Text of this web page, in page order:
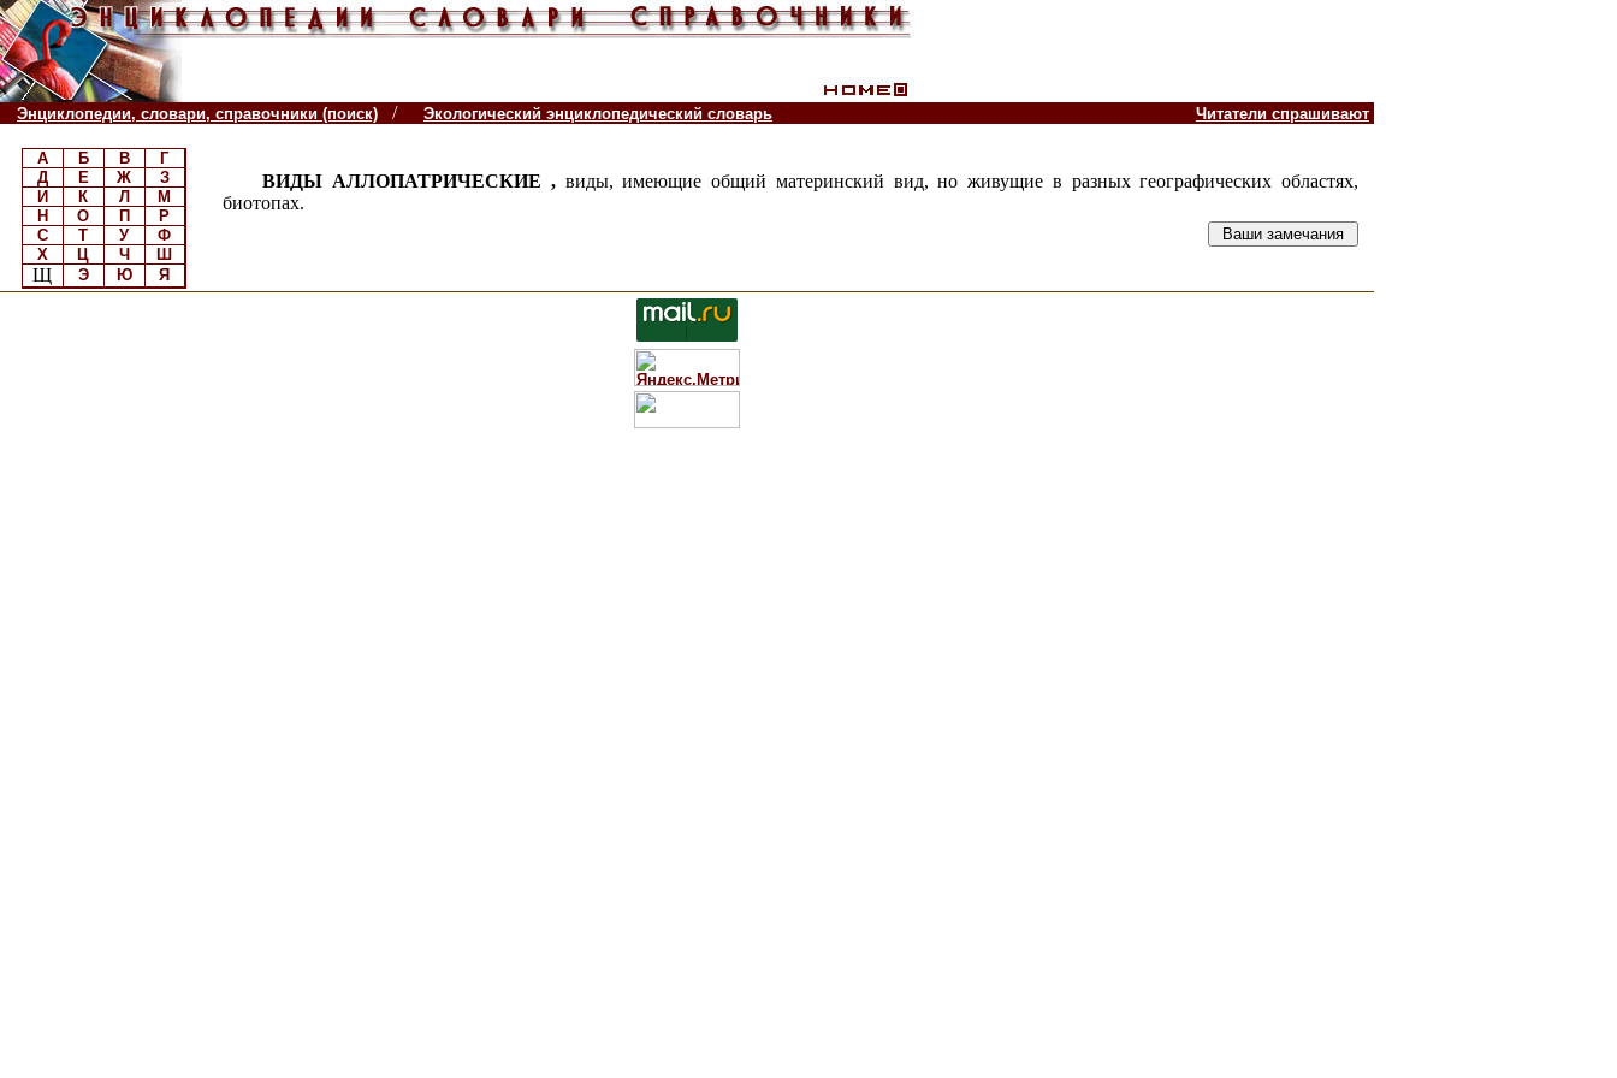
Энциклопедии, словари, справочники (поиск) / Экологический энциклопедический словарь Читатели спрашивают
А Б В
Г
Д
Е Ж
З
И
К Л
М
Н
О П
Р
С
Т У
Ф
Х
Ц Ч Ш
Щ Э Ю Я
ВИДЫ АЛЛОПАТРИЧЕСКИЕ , виды, имеющие общий материнский вид, но живущие в разных географических областях,
биотопах.